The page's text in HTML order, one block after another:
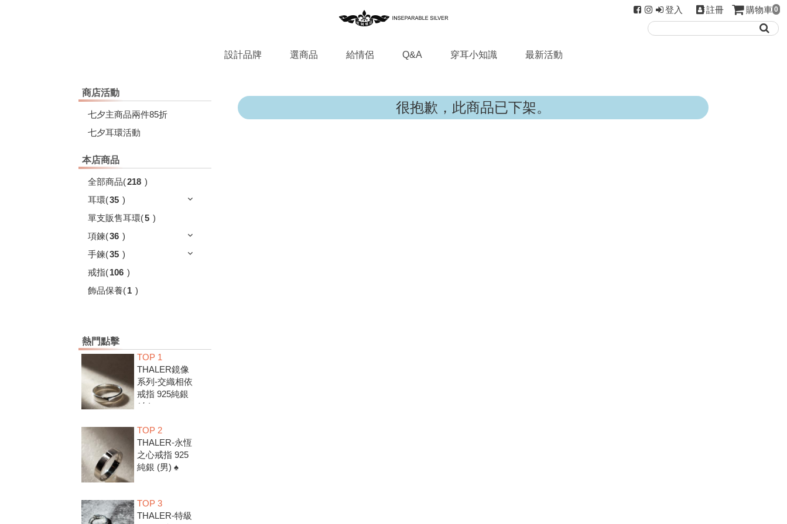
登入 註冊 購物車 0
設計品牌 選商品 給情侶 Q&A 穿耳小知識 最新活動
商店活動
七夕主商品兩件85折
七夕耳環活動
本店商品
全部商品(218 )
耳環(35 )
單支販售耳環(5 )
項鍊(36 )
手鍊(35 )
戒指(106 )
飾品保養(1 )
熱門點擊
TOP 1
THALER鏡像
系列-交織相依
戒指 925純銀
(女) ♠
TOP 2
THALER-永恆
之心戒指 925
純銀 (男) ♠
TOP 3
THALER-特級
很抱歉，此商品已下架。